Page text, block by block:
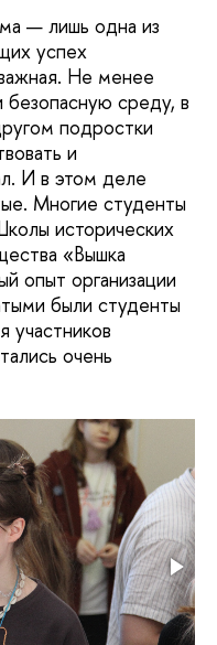
— лишь одна из
успех
Не менее
среду, в
подростки
и
И в этом деле
Многие студенты
исторических
«Вышка
опыт организации
были студенты
участников
очень